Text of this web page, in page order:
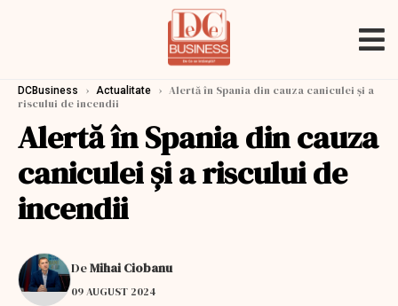
DCBusiness › Actualitate › Alertă în Spania din cauza caniculei şi a
riscului de incendii
Alertă în Spania din cauza
caniculei şi a riscului de
incendii
DeMihai Ciobanu
09 AUGUST 2024